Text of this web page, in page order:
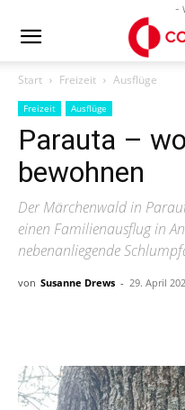
-
Start Freizeit Ausflüge
Freizeit Ausflüge
Parauta –
bewohnen
Der Märchenwald in
einen Familienausflug in
nebenanliegende
von Susanne Drews - 29. April